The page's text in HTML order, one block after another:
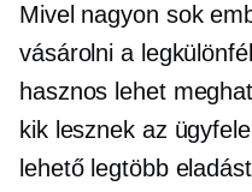
Mivel nagyon sok
vásárolni a
hasznos lehet
kik lesznek az
lehető legtöbb